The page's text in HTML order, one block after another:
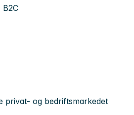
B2C
privat- og bedriftsmarkedet